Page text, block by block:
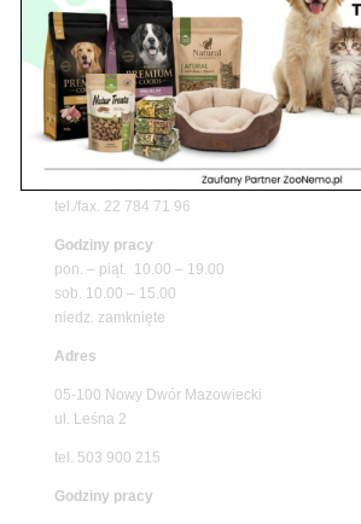
Znajdź nas
Adres
05-120 Legionowo
ul. Piłsudskiego 31,
pawilon 134
tel./fax. 22 784 71 96
Godziny pracy
pon. – piąt. 10.00 – 19.00
sob. 10.00 – 15.00
niedz. zamknięte
Adres
05-100 Nowy Dwór Mazowiecki
ul. Leśna 2
tel. 503 900 215
Godziny pracy